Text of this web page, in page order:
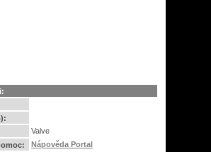
Valve
Nápověda Portal